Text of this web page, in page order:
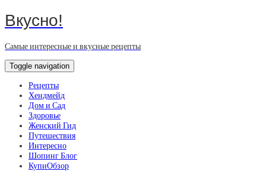
Вкусно!
Самые интересные и вкусные рецепты
Toggle navigation
Рецепты
Хендмейд
Дом и Сад
Здоровье
Женский Гид
Путешествия
Интересно
Шопинг Блог
КупиОбзор